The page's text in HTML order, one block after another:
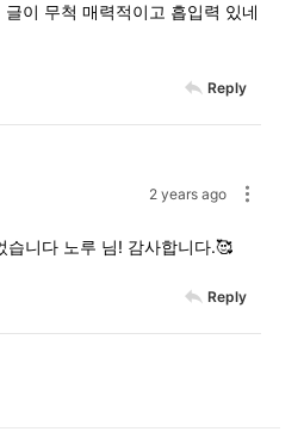
이 무척 매력적이고 흡입력 있네
Reply
2 years ago
습니다 노루 님! 감사합니다.🥰
Reply